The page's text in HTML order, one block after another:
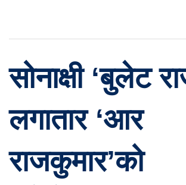
सोनाक्षी ‘बुलेट
लगातार ‘आर
राजकुमार’को